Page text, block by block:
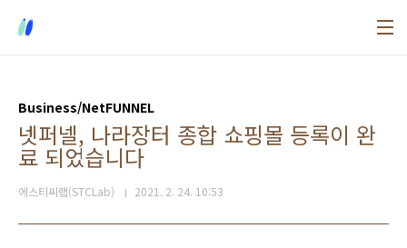
Business/NetFUNNEL
넷퍼넬, 나라장터 종합 쇼핑몰 등록이 완
료 되었습니다
에스티씨랩(STCLab) 2021. 2. 24. 10:53